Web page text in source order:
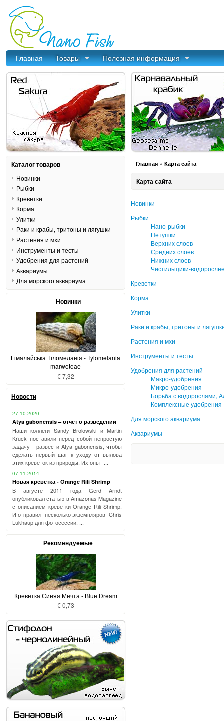
Главная Товары Полезная информация
Главная » Карта сайта
Карта сайта
Новинки
Рыбки
Нано-рыбки
Петушки
Верхних слоев
Средних слоев
Нижних слоев
Чистильщики-
Креветки
Корма
Улитки
Раки и крабы, тритоны и
Растения и мхи
Инструменты и тесты
Удобрения для растений
Макро-удобрения
Микро-удобрения
Борьба с водорослями,
Комплексные удобрения
Для морского аквариума
Аквариумы
Каталог товаров
Новинки
Рыбки
Креветки
Корма
Улитки
Раки и крабы, тритоны и лягушки
Растения и мхи
Инструменты и тесты
Удобрения для растений
Аквариумы
Для морского аквариума
Новинки
Гімалайська Тіломеланія - Tylomelania
marwotoae
€ 7,32
Новости
27.10.2020
Atya gabonensis – отчёт о разведении
Наши коллеги Sandy Brolowski и Martin
Kruck поставили перед собой непростую
задачу - развести Atya gabonensis, чтобы
сделать первый шаг к уходу от вылова
этих креветок из природы. Их опыт ...
07.11.2014
Новая креветка - Orange Rili Shrimp
В августе 2011 года Gerd Arndt
опубликовал статью в Amazonas Magazine
с описанием креветки Orange Rili Shrimp.
И отправил несколько экземпляров Chris
Lukhaup для фотосессии. ...
Рекомендуемые
Креветка Синяя Мечта - Blue Dream
€ 0,73